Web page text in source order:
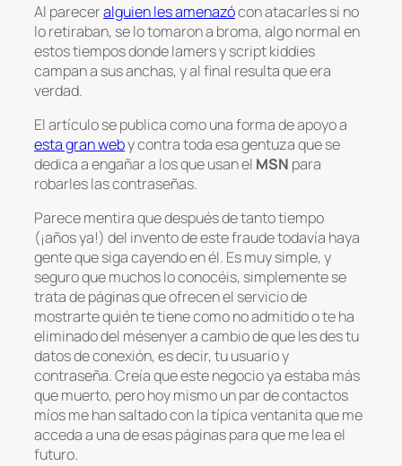
Al pareceralguien les amenazócon atacarles si no
lo retiraban, se lo tomaron a broma, algo normal en
estos tiempos donde lamers y script kiddies
campan a sus anchas, y al final resulta que era
verdad.
El artículo se publica como una forma de apoyo a
esta gran weby contra toda esa gentuza que se
dedica a engañar a los que usan el MSN para
robarles las contraseñas.
Parece mentira que después de tanto tiempo
(¡años ya!) del invento de este fraude todavía haya
gente que siga cayendo en él. Es muy simple, y
seguro que muchos lo conocéis, simplemente se
trata de páginas que ofrecen el servicio de
mostrarte quién te tiene como no admitido o te ha
eliminado del mésenyer a cambio de que les des tu
datos de conexión, es decir, tu usuario y
contraseña. Creía que este negocio ya estaba más
que muerto, pero hoy mismo un par de contactos
míos me han saltado con la típica ventanita que me
acceda a una de esas páginas para que me lea el
futuro.